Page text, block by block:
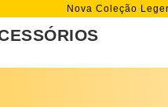
Nova Coleção